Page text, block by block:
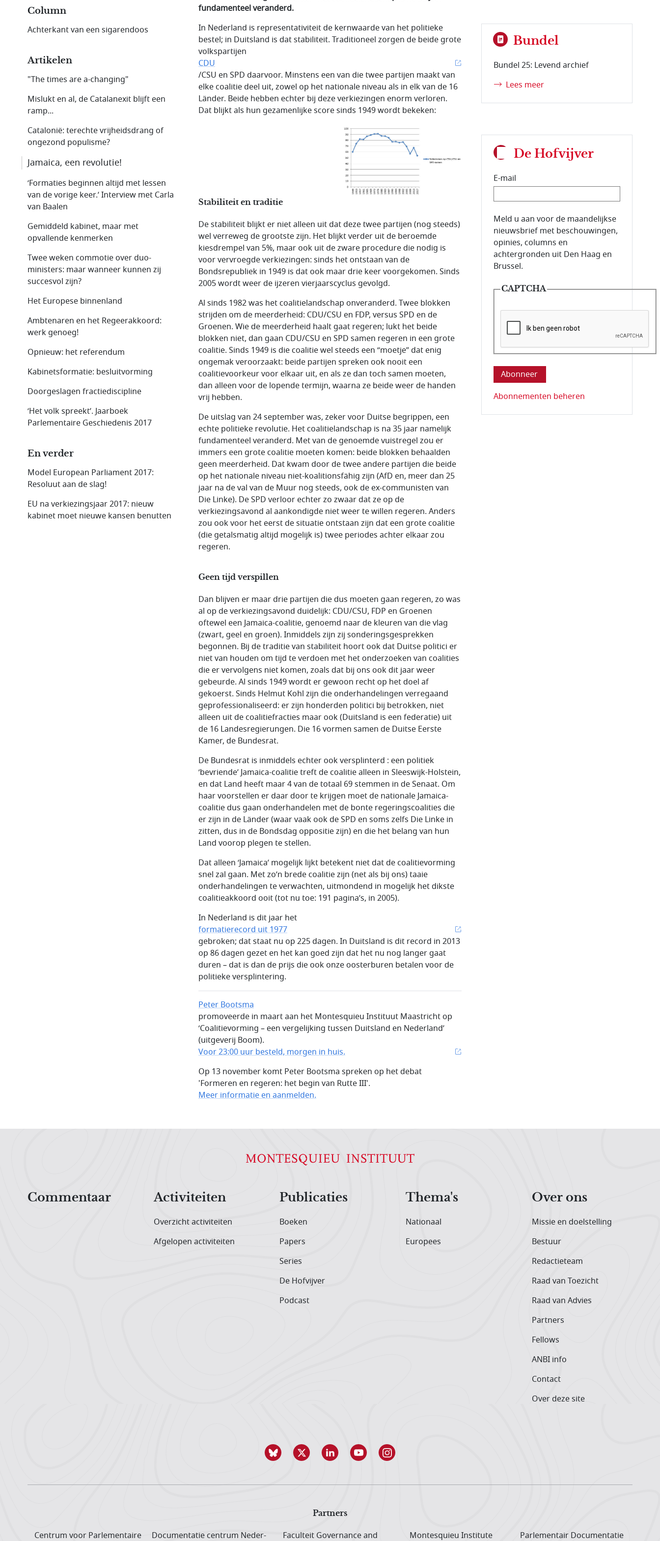
fundamenteel veranderd.
In Nederland is representativiteit de kernwaarde van het politieke
bestel; in Duitsland is dat stabiliteit. Traditioneel zorgen de beide grote
volkspartijen
CDU
/CSU en SPD daarvoor. Minstens een van die twee partijen maakt van
elke coalitie deel uit, zowel op het nationale niveau als in elk van de 16
Länder. Beide hebben echter bij deze verkiezingen enorm verloren.
Dat blijkt als hun gezamenlijke score sinds 1949 wordt bekeken:
Stabiliteit en traditie
De stabiliteit blijkt er niet alleen uit dat deze twee partijen (nog steeds)
wel verreweg de grootste zijn. Het blijkt verder uit de beroemde
kiesdrempel van 5%, maar ook uit de zware procedure die nodig is
voor vervroegde verkiezingen: sinds het ontstaan van de
Bondsrepubliek in 1949 is dat ook maar drie keer voorgekomen. Sinds
2005 wordt weer de ijzeren vierjaarscyclus gevolgd.
Al sinds 1982 was het coalitielandschap onveranderd. Twee blokken
strijden om de meerderheid: CDU/CSU en FDP, versus SPD en de
Groenen. Wie de meerderheid haalt gaat regeren; lukt het beide
blokken niet, dan gaan CDU/CSU en SPD samen regeren in een grote
coalitie. Sinds 1949 is die coalitie wel steeds een “moetje” dat enig
ongemak veroorzaakt: beide partijen spreken ook nooit een
coalitievoorkeur voor elkaar uit, en als ze dan toch samen moeten,
dan alleen voor de lopende termijn, waarna ze beide weer de handen
vrij hebben.
De uitslag van 24 september was, zeker voor Duitse begrippen, een
echte politieke revolutie. Het coalitielandschap is na 35 jaar namelijk
fundamenteel veranderd. Met van de genoemde vuistregel zou er
immers een grote coalitie moeten komen: beide blokken behaalden
geen meerderheid. Dat kwam door de twee andere partijen die beide
op het nationale niveau niet-koalitionsfähig zijn (AfD en, meer dan 25
jaar na de val van de Muur nog steeds, ook de ex-communisten van
Die Linke). De SPD verloor echter zo zwaar dat ze op de
verkiezingsavond al aankondigde niet weer te willen regeren. Anders
zou ook voor het eerst de situatie ontstaan zijn dat een grote coalitie
(die getalsmatig altijd mogelijk is) twee periodes achter elkaar zou
regeren.
Geen tijd verspillen
Dan blijven er maar drie partijen die dus moeten gaan regeren, zo was
al op de verkiezingsavond duidelijk: CDU/CSU, FDP en Groenen
oftewel een Jamaica-coalitie, genoemd naar de kleuren van die vlag
(zwart, geel en groen). Inmiddels zijn zij sonderingsgesprekken
begonnen. Bij de traditie van stabiliteit hoort ook dat Duitse politici er
niet van houden om tijd te verdoen met het onderzoeken van coalities
die er vervolgens niet komen, zoals dat bij ons ook dit jaar weer
gebeurde. Al sinds 1949 wordt er gewoon recht op het doel af
gekoerst. Sinds Helmut Kohl zijn die onderhandelingen verregaand
geprofessionaliseerd: er zijn honderden politici bij betrokken, niet
alleen uit de coalitiefracties maar ook (Duitsland is een federatie) uit
de 16 Landesregierungen. Die 16 vormen samen de Duitse Eerste
Kamer, de Bundesrat.
De Bundesrat is inmiddels echter ook versplinterd : een politiek
‘bevriende’ Jamaica-coalitie treft de coalitie alleen in Sleeswijk-Holstein,
en dat Land heeft maar 4 van de totaal 69 stemmen in de Senaat. Om
haar voorstellen er daar door te krijgen moet de nationale Jamaica-
coalitie dus gaan onderhandelen met de bonte regeringscoalities die
er zijn in de Länder (waar vaak ook de SPD en soms zelfs Die Linke in
zitten, dus in de Bondsdag oppositie zijn) en die het belang van hun
Land voorop plegen te stellen.
Dat alleen ‘Jamaica’ mogelijk lijkt betekent niet dat de coalitievorming
snel zal gaan. Met zo’n brede coalitie zijn (net als bij ons) taaie
onderhandelingen te verwachten, uitmondend in mogelijk het dikste
coalitieakkoord ooit (tot nu toe: 191 pagina’s, in 2005).
In Nederland is dit jaar het
formatierecord uit 1977
gebroken; dat staat nu op 225 dagen. In Duitsland is dit record in 2013
op 86 dagen gezet en het kan goed zijn dat het nu nog langer gaat
duren – dat is dan de prijs die ook onze oosterburen betalen voor de
politieke versplintering.
Peter Bootsma
promoveerde in maart aan het Montesquieu Instituut Maastricht op
‘Coalitievorming – een vergelijking tussen Duitsland en Nederland’
(uitgeverij Boom).
Voor 23:00 uur besteld, morgen in huis.
Op 13 november komt Peter Bootsma spreken op het debat
'Formeren en regeren: het begin van Rutte III'.
Meer informatie en aanmelden.
Column
Achterkant van een sigarendoos
Artikelen
"The times are a-changing"
Mislukt en al, de Catalanexit blijft een
ramp...
Catalonië: terechte vrijheidsdrang of
ongezond populisme?
Jamaica, een revolutie!
‘Formaties beginnen altijd met lessen
van de vorige keer.’ Interview met Carla
van Baalen
Gemiddeld kabinet, maar met
opvallende kenmerken
Twee weken commotie over duo-
ministers: maar wanneer kunnen zij
succesvol zijn?
Het Europese binnenland
Ambtenaren en het Regeerakkoord:
werk genoeg!
Opnieuw: het referendum
Kabinetsformatie: besluitvorming
Doorgeslagen fractiediscipline
‘Het volk spreekt’. Jaarboek
Parlementaire Geschiedenis 2017
En verder
Model European Parliament 2017:
Resoluut aan de slag!
EU na verkiezingsjaar 2017: nieuw
kabinet moet nieuwe kansen benutten
Bundel
Bundel 25: Levend archief
Lees meer
De Hofvijver
E-mail
E-mailadres van de abonnee.
Meld u aan voor de maandelijkse
nieuwsbrief met beschouwingen,
opinies, columns en
achtergronden uit Den Haag en
Brussel.
CAPTCHA
Deze vraag is om te controleren dat u
Abonnementen beheren
Commentaar
Activiteiten
Overzicht activiteiten
Afgelopen activiteiten
Publicaties
Boeken
Papers
Series
De Hofvijver
Podcast
Thema's
Nationaal
Europees
Over ons
Missie en doelstelling
Bestuur
Redactieteam
Raad van Toezicht
Raad van Advies
Partners
Fellows
ANBI info
Contact
Over deze site
Partners
Centrum voor Parlementaire Documentatie centrum Neder­ Faculteit Governance and Montesquieu Institute Parlementair Documentatie